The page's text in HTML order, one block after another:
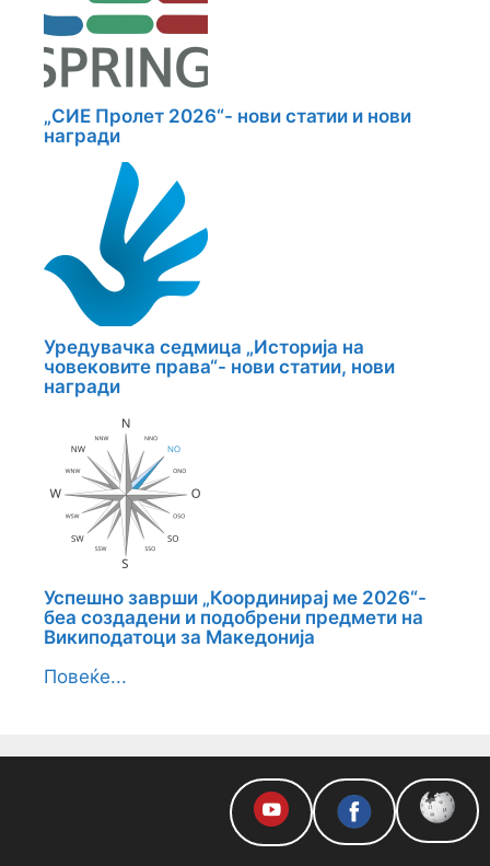
„СИЕ Пролет 2026“- нови статии и нови
награди
Уредувачка седмица „Историја на
човековите права“- нови статии, нови
награди
Успешно заврши „Координирај ме 2026“-
беа создадени и подобрени предмети на
Википодатоци за Македонија
Повеќе...